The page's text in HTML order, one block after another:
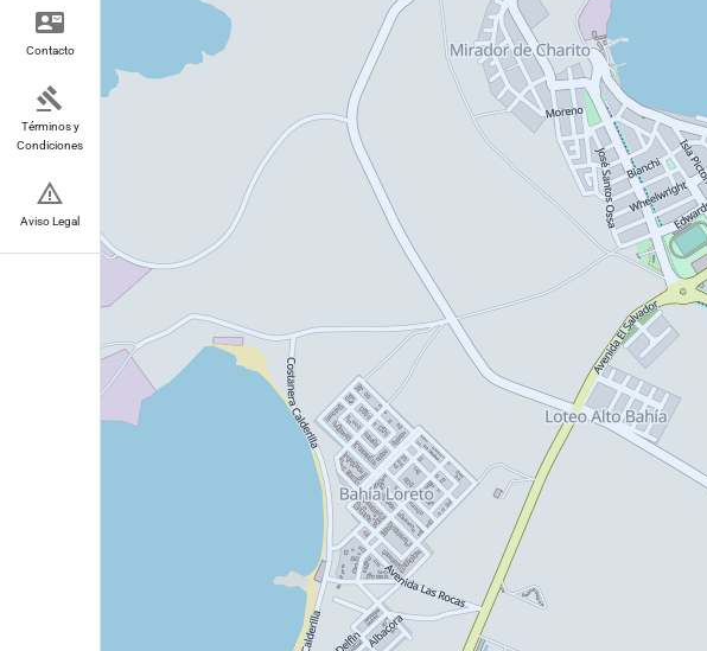
Contacto
Términos y
Condiciones
Aviso Legal